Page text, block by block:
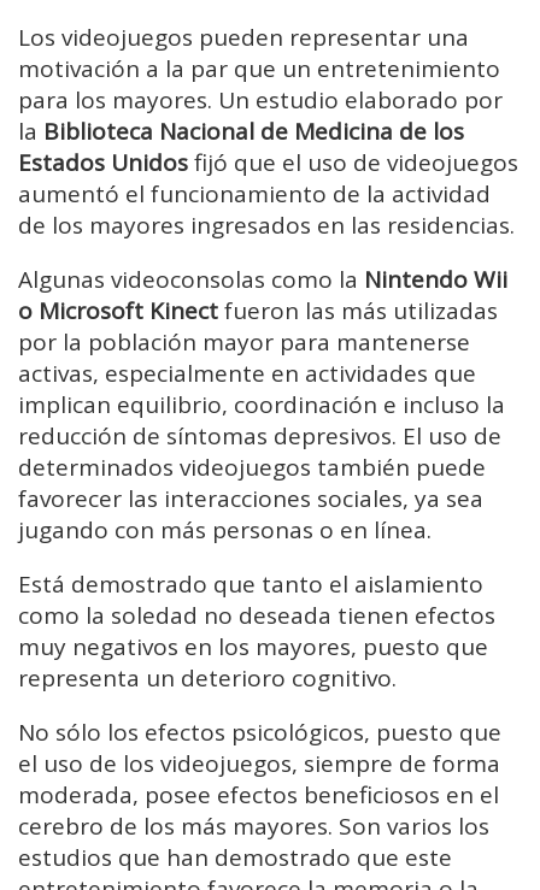
Los videojuegos pueden representar una
motivación a la par que un entretenimiento
para los mayores. Un estudio elaborado por
la Biblioteca Nacional de Medicina de los
Estados Unidosfijó que el uso de videojuegos
aumentó el funcionamiento de la actividad
de los mayores ingresados en las residencias.
Algunas videoconsolas como la Nintendo Wii
o Microsoft Kinectfueron las más utilizadas
por la población mayor para mantenerse
activas, especialmente en actividades que
implican equilibrio, coordinación e incluso la
reducción de síntomas depresivos. El uso de
determinados videojuegos también puede
favorecer las interacciones sociales, ya sea
jugando con más personas o en línea.
Está demostrado que tanto el aislamiento
como la soledad no deseada tienen efectos
muy negativos en los mayores, puesto que
representa un deterioro cognitivo.
No sólo los efectos psicológicos, puesto que
el uso de los videojuegos, siempre de forma
moderada, posee efectos beneficiosos en el
cerebro de los más mayores. Son varios los
estudios que han demostrado que este